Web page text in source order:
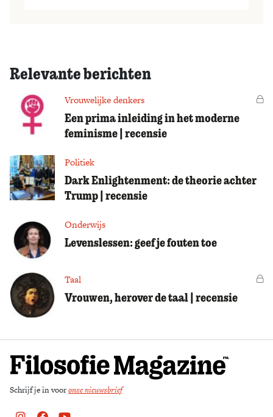
Relevante berichten
Vrouwelijke denkers
Een prima inleiding in het moderne
feminisme | recensie
Politiek
Dark Enlightenment: de theorie achter
Trump | recensie
Onderwijs
Levenslessen: geef je fouten toe
Taal
Vrouwen, herover de taal | recensie
Schrijf je in vooronze nieuwsbrief